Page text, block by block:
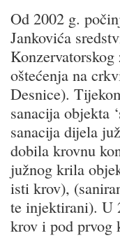
Od 2002 g.
Jankovića
oštećenja na
Desnice).
sanacija objekta
sanacija dijela
dobila krovnu
južnog krila
isti krov),
te injektirani). U
krov i pod prvog